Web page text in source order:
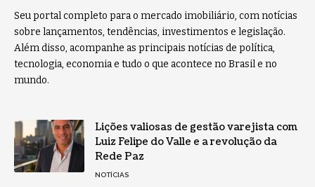
Seu portal completo para o mercado imobiliário, com notícias
sobre lançamentos, tendências, investimentos e legislação.
Além disso, acompanhe as principais notícias de política,
tecnologia, economia e tudo o que acontece no Brasil e no
mundo.
Lições valiosas de gestão varejista com
Luiz Felipe do Valle e a revolução da
Rede Paz
NOTÍCIAS